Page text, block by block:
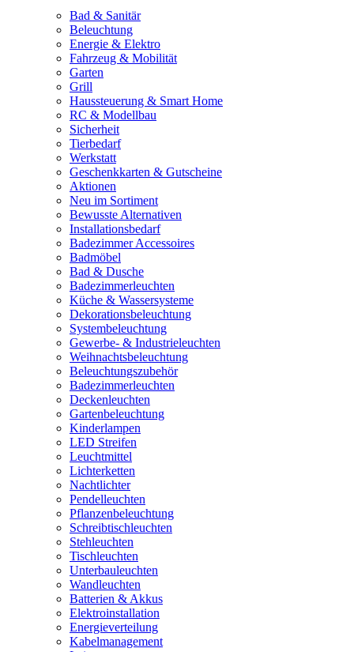
Bad & Sanitär
Beleuchtung
Energie & Elektro
Fahrzeug & Mobilität
Garten
Grill
Haussteuerung & Smart Home
RC & Modellbau
Sicherheit
Tierbedarf
Werkstatt
Geschenkkarten & Gutscheine
Aktionen
Neu im Sortiment
Bewusste Alternativen
Installationsbedarf
Badezimmer Accessoires
Badmöbel
Bad & Dusche
Badezimmerleuchten
Küche & Wassersysteme
Dekorationsbeleuchtung
Systembeleuchtung
Gewerbe- & Industrieleuchten
Weihnachtsbeleuchtung
Beleuchtungszubehör
Badezimmerleuchten
Deckenleuchten
Gartenbeleuchtung
Kinderlampen
LED Streifen
Leuchtmittel
Lichterketten
Nachtlichter
Pendelleuchten
Pflanzenbeleuchtung
Schreibtischleuchten
Stehleuchten
Tischleuchten
Unterbauleuchten
Wandleuchten
Batterien & Akkus
Elektroinstallation
Energieverteilung
Kabelmanagement